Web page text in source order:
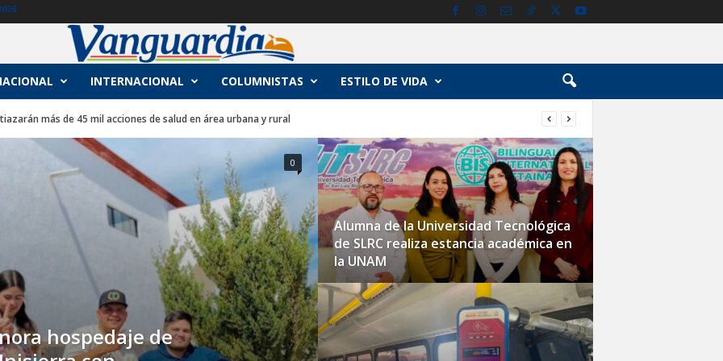
INTERNACIONAL COLUMNISTAS ESTILO DE VIDA
más de 45 mil acciones de salud en área urbana y rural
hospedaje de
0
Alumna de la Universidad Tecnológica
de SLRC realiza estancia académica en
la UNAM